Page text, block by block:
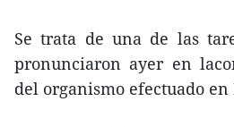
Se trata de una de las
pronunciaron ayer en
del organismo efectuado en